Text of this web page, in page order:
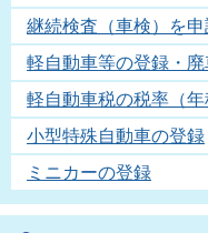
継続検査（車検）を
軽自動車等の登録・
軽自動車税の税率（年
小型特殊自動車の登録
ミニカーの登録